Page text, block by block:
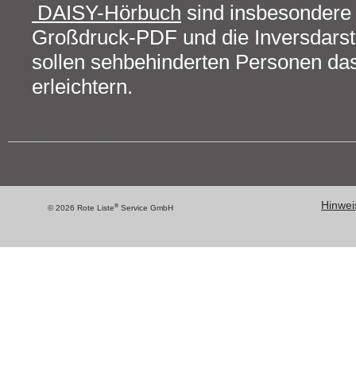
DAISY-Hörbuch sind
Großdruck-PDF und die
sollen sehbehinderten Personen
erleichtern.
© 2026 Rote Liste® Service GmbH